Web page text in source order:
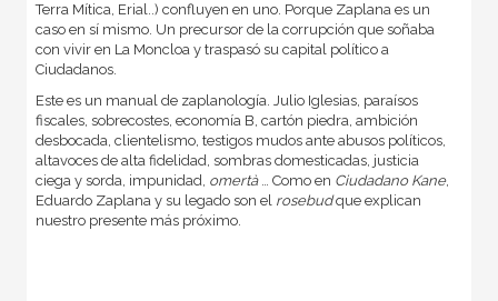
Terra Mítica, Erial..) confluyen en uno. Porque Zaplana es un
caso en sí mismo. Un precursor de la corrupción que soñaba
con vivir en La Moncloa y traspasó su capital político a
Ciudadanos.
Este es un manual de zaplanología. Julio Iglesias, paraísos
fiscales, sobrecostes, economía B, cartón piedra, ambición
desbocada, clientelismo, testigos mudos ante abusos políticos,
altavoces de alta fidelidad, sombras domesticadas, justicia
ciega y sorda, impunidad, omertà… Como en Ciudadano Kane,
Eduardo Zaplana y su legado son el rosebudque explican
nuestro presente más próximo.